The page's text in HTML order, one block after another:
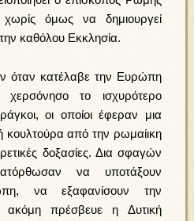
χωρίς όμως να δημιουργεί
καθόλου Εκκλησία.
όταν κατέλαβε την Ευρώπη
χερσόνησο το ισχυρότερο
οι οποίοι έφεραν μια
κουλτούρα από την ρωμαίικη
δοξασίες. Δια σφαγών
να υποτάξουν
να εξαφανίσουν την
ακόμη πρέσβευε η Δυτική